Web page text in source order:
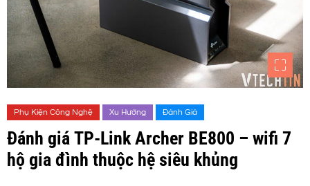
Phụ Kiện Công Nghệ Xu Hướng Đánh Giá
Đánh giá TP-Link Archer BE800 – wifi 7
hộ gia đình thuộc hệ siêu khủng